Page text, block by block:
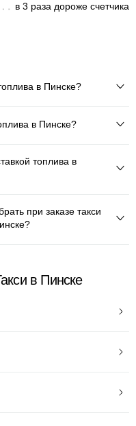
в 3 раза дороже счетчика
в Пинске?
в Пинске?
топлива в
при заказе такси
в Пинске